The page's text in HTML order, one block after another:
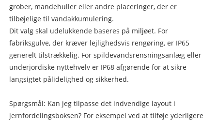
grober, mandehuller eller andre placeringer, der er
tilbøjelige til vandakkumulering.
Dit valg skal udelukkende baseres på miljøet. For
fabriksgulve, der kræver lejlighedsvis rengøring, er IP65
generelt tilstrækkelig. For spildevandsrensningsanlæg eller
underjordiske nyttehvelv er IP68 afgørende for at sikre
langsigtet pålidelighed og sikkerhed.
Spørgsmål: Kan jeg tilpasse det indvendige layout i
jernfordelingsboksen? For eksempel ved at tilføje yderligere